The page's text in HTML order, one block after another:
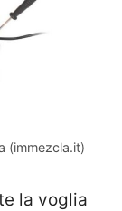
(immezcla.it)
la voglia